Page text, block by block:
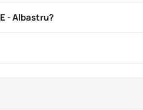
- Albastru?